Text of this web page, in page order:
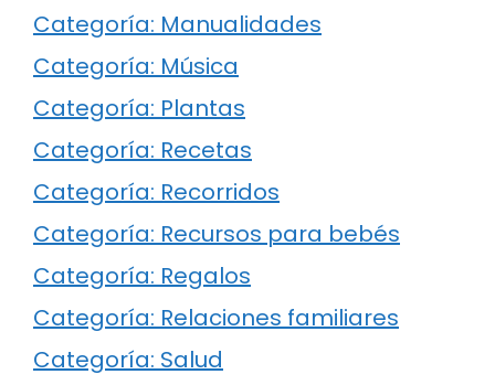
Categoría: Manualidades
Categoría: Música
Categoría: Plantas
Categoría: Recetas
Categoría: Recorridos
Categoría: Recursos para bebés
Categoría: Regalos
Categoría: Relaciones familiares
Categoría: Salud